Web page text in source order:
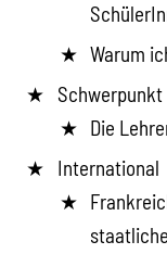
Warum
Schwerpunkt
Die
International